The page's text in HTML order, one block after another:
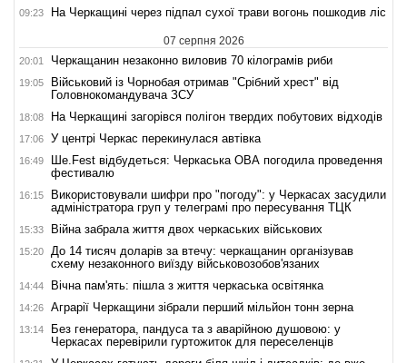
09:23 На Черкащині через підпал сухої трави вогонь пошкодив ліс
07 серпня 2026
20:01 Черкащанин незаконно виловив 70 кілограмів риби
19:05
Військовий із Чорнобая отримав "Срібний хрест" від
Головнокомандувача ЗСУ
18:08 На Черкащині загорівся полігон твердих побутових відходів
17:06 У центрі Черкас перекинулася автівка
16:49
Ше.Fest відбудеться: Черкаська ОВА погодила проведення
фестивалю
16:15
Використовували шифри про "погоду": у Черкасах засудили
адміністратора груп у телеграмі про пересування ТЦК
15:33 Війна забрала життя двох черкаських військових
15:20
До 14 тисяч доларів за втечу: черкащанин організував
схему незаконного виїзду військовозобов'язаних
14:44 Вічна пам'ять: пішла з життя черкаська освітянка
14:26 Аграрії Черкащини зібрали перший мільйон тонн зерна
13:14
Без генератора, пандуса та з аварійною душовою: у
Черкасах перевірили гуртожиток для переселенців